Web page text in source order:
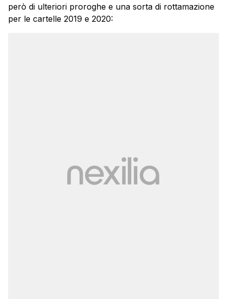
però di ulteriori proroghe e una sorta di rottamazione
per le cartelle 2019 e 2020: